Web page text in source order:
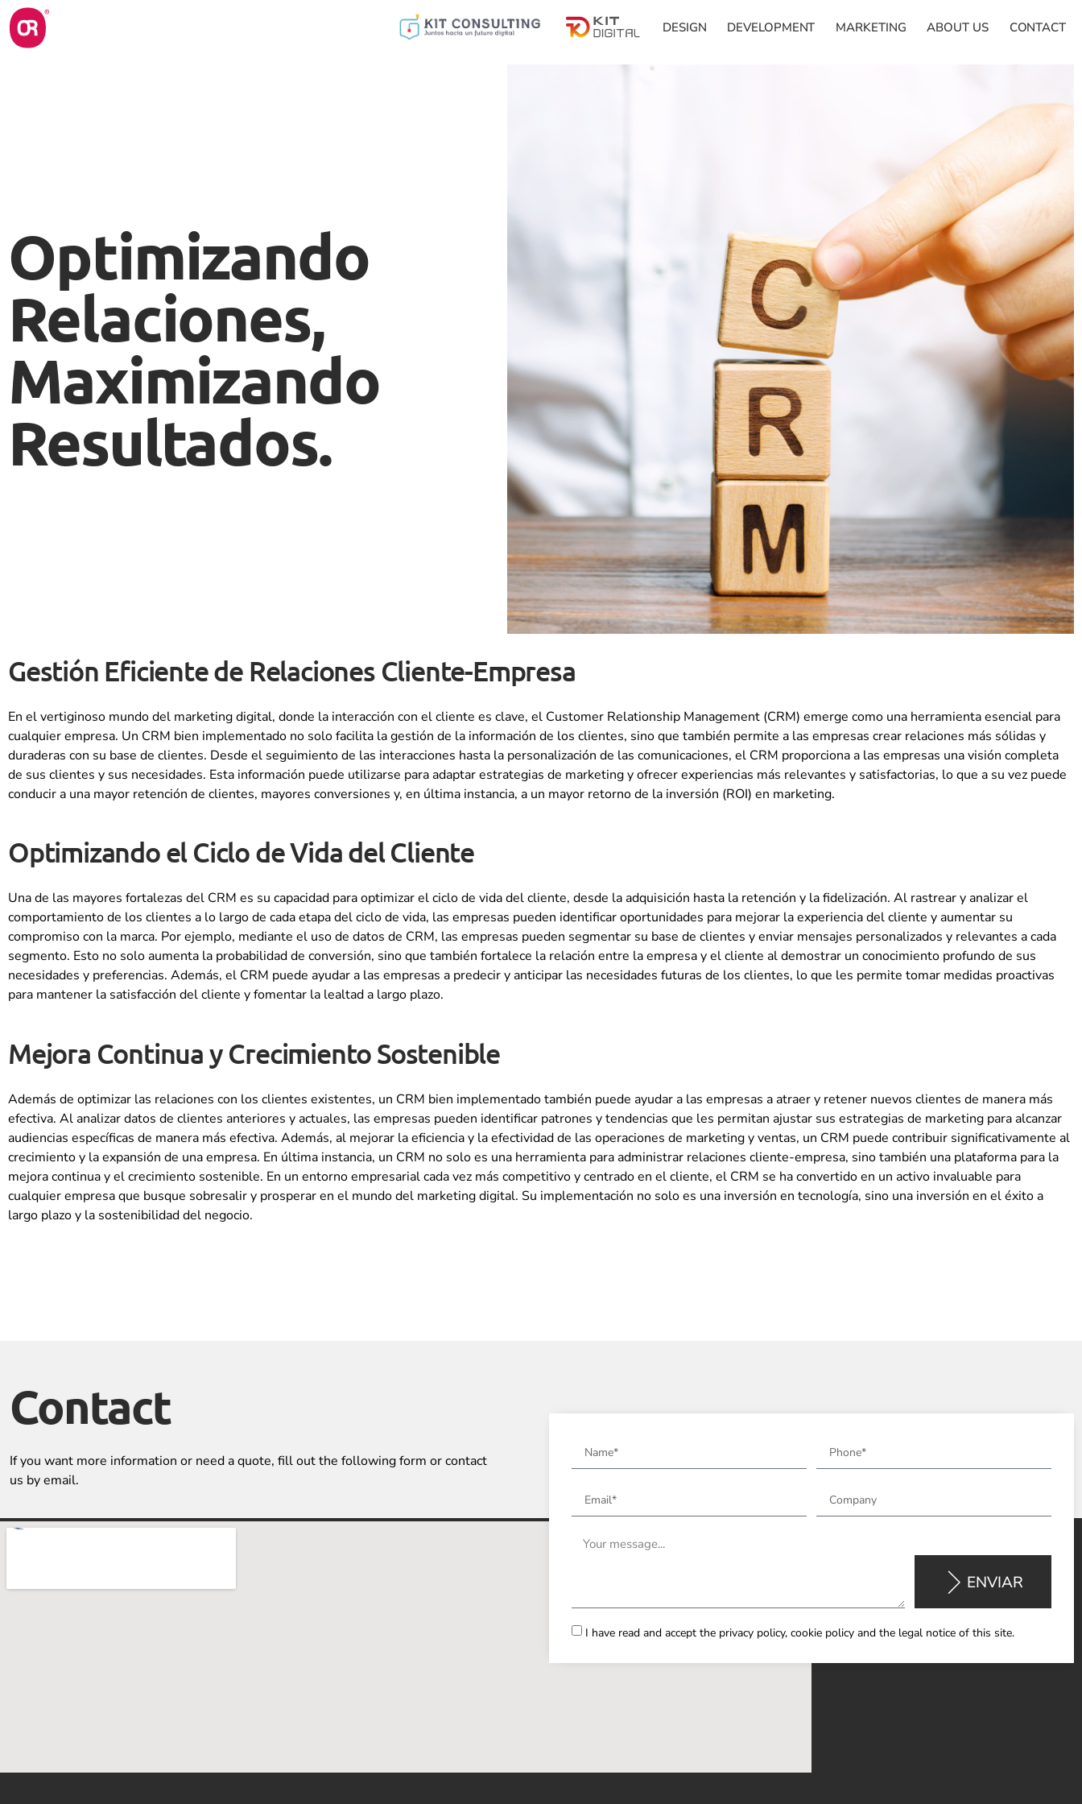
DESIGN DEVELOPMENT MARKETING ABOUT US CONTACT
Optimizando
Relaciones,
Maximizando
Resultados.
Gestión Eficiente de Relaciones Cliente-Empresa
En el vertiginoso mundo del marketing digital, donde la interacción con el cliente es clave, el Customer Relationship Management (CRM) emerge como una herramienta esencial para
cualquier empresa. Un CRM bien implementado no solo facilita la gestión de la información de los clientes, sino que también permite a las empresas crear relaciones más sólidas y
duraderas con su base de clientes. Desde el seguimiento de las interacciones hasta la personalización de las comunicaciones, el CRM proporciona a las empresas una visión completa
de sus clientes y sus necesidades. Esta información puede utilizarse para adaptar estrategias de marketing y ofrecer experiencias más relevantes y satisfactorias, lo que a su vez puede
conducir a una mayor retención de clientes, mayores conversiones y, en última instancia, a un mayor retorno de la inversión (ROI) en marketing.
Optimizando el Ciclo de Vida del Cliente
Una de las mayores fortalezas del CRM es su capacidad para optimizar el ciclo de vida del cliente, desde la adquisición hasta la retención y la fidelización. Al rastrear y analizar el
comportamiento de los clientes a lo largo de cada etapa del ciclo de vida, las empresas pueden identificar oportunidades para mejorar la experiencia del cliente y aumentar su
compromiso con la marca. Por ejemplo, mediante el uso de datos de CRM, las empresas pueden segmentar su base de clientes y enviar mensajes personalizados y relevantes a cada
segmento. Esto no solo aumenta la probabilidad de conversión, sino que también fortalece la relación entre la empresa y el cliente al demostrar un conocimiento profundo de sus
necesidades y preferencias. Además, el CRM puede ayudar a las empresas a predecir y anticipar las necesidades futuras de los clientes, lo que les permite tomar medidas proactivas
para mantener la satisfacción del cliente y fomentar la lealtad a largo plazo.
Mejora Continua y Crecimiento Sostenible
Además de optimizar las relaciones con los clientes existentes, un CRM bien implementado también puede ayudar a las empresas a atraer y retener nuevos clientes de manera más
efectiva. Al analizar datos de clientes anteriores y actuales, las empresas pueden identificar patrones y tendencias que les permitan ajustar sus estrategias de marketing para alcanzar
audiencias específicas de manera más efectiva. Además, al mejorar la eficiencia y la efectividad de las operaciones de marketing y ventas, un CRM puede contribuir significativamente al
crecimiento y la expansión de una empresa. En última instancia, un CRM no solo es una herramienta para administrar relaciones cliente-empresa, sino también una plataforma para la
mejora continua y el crecimiento sostenible. En un entorno empresarial cada vez más competitivo y centrado en el cliente, el CRM se ha convertido en un activo invaluable para
cualquier empresa que busque sobresalir y prosperar en el mundo del marketing digital. Su implementación no solo es una inversión en tecnología, sino una inversión en el éxito a
largo plazo y la sostenibilidad del negocio.
Contact
If you want more information or need a quote, fill out the following form or contact
us by email.
I have read and accept the privacy policy, cookie policy and the legal notice of this site.
ENVIAR